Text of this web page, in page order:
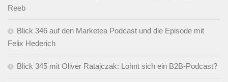
Reeb
Blick 346 auf den Marketea Podcast und die Episode mit
Felix Hederich
Blick 345 mit Oliver Ratajczak: Lohnt sich ein B2B-Podcast?